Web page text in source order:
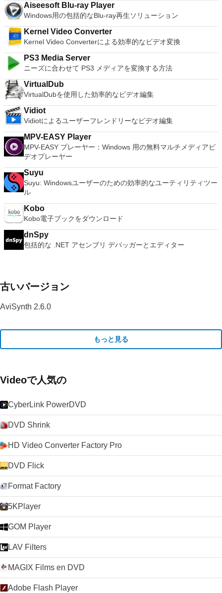
ート。 VNC Connectサブスクリプションには、無料、有料、
試用の3つのバージョンがあります。 制御する必要のあるマシ
ンごとに、RealVNCのWebサイトにアクセスして、各コンピ
ューターにVNC Connectをダウンロードするだけです。次
に、RealVNCアカウントの資格情報を使用して、ローカルマ
シンでVNC Viewerにサインインします。そこから、コンピュ
ーターを確認して接続できます。 VNC Connectを使用する
と、セッションはエンドツーエンドで暗号化されます。アプリ
はすぐに各コンピューターをパスワードで保護します。コンピ
ューターへのログインに使用するのと同じユーザー名とパスワ
ードを入力するだけです。 WIN 7,8,8.1,10をサポートしま
す。 VNC ViewerのMacバージョンをお探しですか？ここから
ダウンロード
す。 システム要件：サポートされているオペレーティングシ
ステム。 Windows Server 2003、Windows Vista、Windows
Aiseesoft Blu-ray Player
Windows用の包括的なBlu-ray再生ソリューション
Kernel Video Converter
Kernel Video Converterによる効率的なビデオ変換
PS3 Media Server
ニーズに合わせて PS3 メディアを変換する方法
VirtualDub
VirtualDubを使用した効率的なビデオ編集
Vidiot
Vidiotによるユーザーフレンドリーなビデオ編集
MPV-EASY Player
MPV-EASY プレーヤー：Windows 用の無料マルチメディアビ
デオプレーヤー
Suyu
Suyu: Windowsユーザーのための効率的なユーティリティツー
ル
Kobo
Kobo電子ブックをダウンロード
dnSpy
包括的な .NET アセンブリ デバッガーとエディター
古いバージョン
AviSynth 2.6.0
もっと見る
Videoで人気の
CyberLink PowerDVD
DVD Shrink
HD Video Converter Factory Pro
DVD Flick
Format Factory
5KPlayer
GOM Player
LAV Filters
MAGIX Films en DVD
Adobe Flash Player